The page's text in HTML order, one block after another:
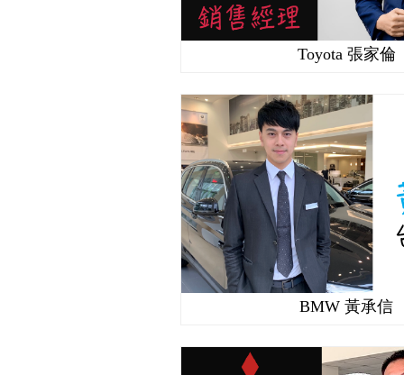
Toyota 張家倫
BMW 黃承信